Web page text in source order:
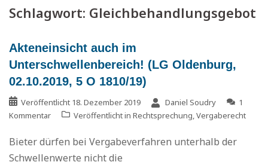
Schlagwort: Gleichbehandlungsgebot
Akteneinsicht auch im
Unterschwellenbereich! (LG Oldenburg,
02.10.2019, 5 O 1810/19)
Veröffentlicht 18. Dezember 2019 Daniel Soudry
1
Kommentar
Veröffentlicht in Rechtsprechung,Vergaberecht
Bieter dürfen bei Vergabeverfahren unterhalb der
Schwellenwerte nicht die